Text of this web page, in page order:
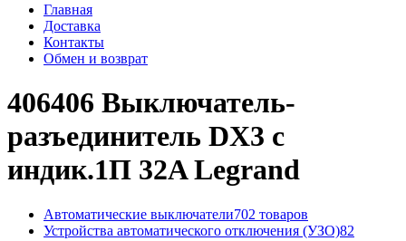
Главная
Доставка
Контакты
Обмен и возврат
406406 Выключатель-
разъединитель DX3 с
индик.1П 32A Legrand
Автоматические выключатели702 товаров
Устройства автоматического отключения (УЗО)82